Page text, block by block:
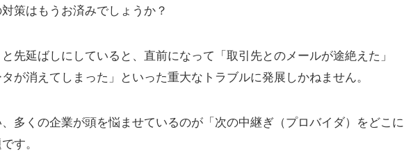
策はもうお済みでしょうか？
と先延ばしにしていると、直前になって「取引先とのメールが途絶えた」
タが消えてしまった」といった重大なトラブルに発展しかねません。
多くの企業が頭を悩ませているのが「次の中継ぎ（プロバイダ）をどこに
す。